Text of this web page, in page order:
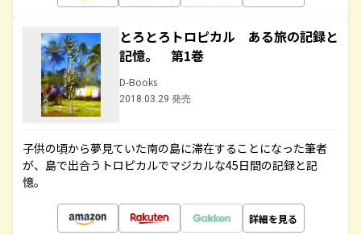
とろとろトロピカル ある旅の記録と
記憶。 第1巻
D-Books
2018.03.29 発売
子供の頃から夢見ていた南の島に滞在することになった筆者
が、島で出合うトロピカルでマジカルな45日間の記録と記
憶。
詳細を見る